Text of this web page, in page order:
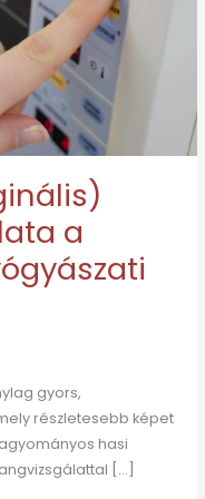
a
gyors,
részletesebb képet
hasi
[…]